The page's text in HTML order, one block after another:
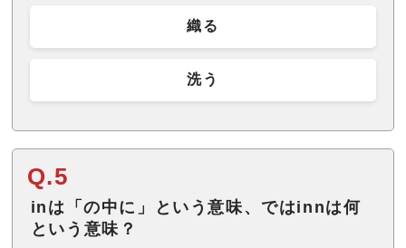
織る
洗う
Q.5
inは「の中に」という意味、ではinnは何
という意味？